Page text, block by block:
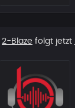
Neuer
2-Blaze folgt jetzt